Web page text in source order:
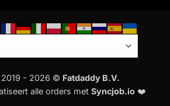
- 2026 © Fatdaddy B.V.
alle orders met Syncjob.io ❤️